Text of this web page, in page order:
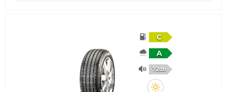
C
A
72db